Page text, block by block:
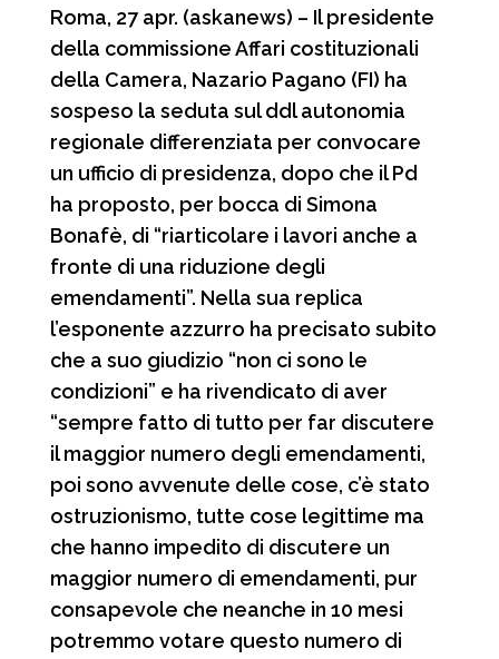
e
o
o
k
t
A
p
p
e
r
a
m
d
v
i
d
i
Roma, 27 apr. (askanews) – Il presidente
della commissione Affari costituzionali
della Camera, Nazario Pagano (FI) ha
sospeso la seduta sul ddl autonomia
regionale differenziata per convocare
un ufficio di presidenza, dopo che il Pd
ha proposto, per bocca di Simona
Bonafè, di “riarticolare i lavori anche a
fronte di una riduzione degli
emendamenti”. Nella sua replica
l’esponente azzurro ha precisato subito
che a suo giudizio “non ci sono le
condizioni” e ha rivendicato di aver
“sempre fatto di tutto per far discutere
il maggior numero degli emendamenti,
poi sono avvenute delle cose, c’è stato
ostruzionismo, tutte cose legittime ma
che hanno impedito di discutere un
maggior numero di emendamenti, pur
consapevole che neanche in 10 mesi
potremmo votare questo numero di